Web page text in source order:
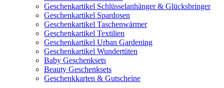
Geschenkartikel Schlüsselanhänger & Glücksbringer
Geschenkartikel Spardosen
Geschenkartikel Taschenwärmer
Geschenkartikel Textilien
Geschenkartikel Urban Gardening
Geschenkartikel Wundertüten
Baby Geschenksets
Beauty Geschenksets
Geschenkkarten & Gutscheine